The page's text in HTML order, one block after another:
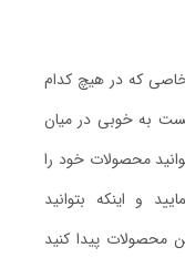
که در هیچ کدام
به خوبی در میان
محصولات خود را
و اینکه بتوانید
محصولات پیدا کنید